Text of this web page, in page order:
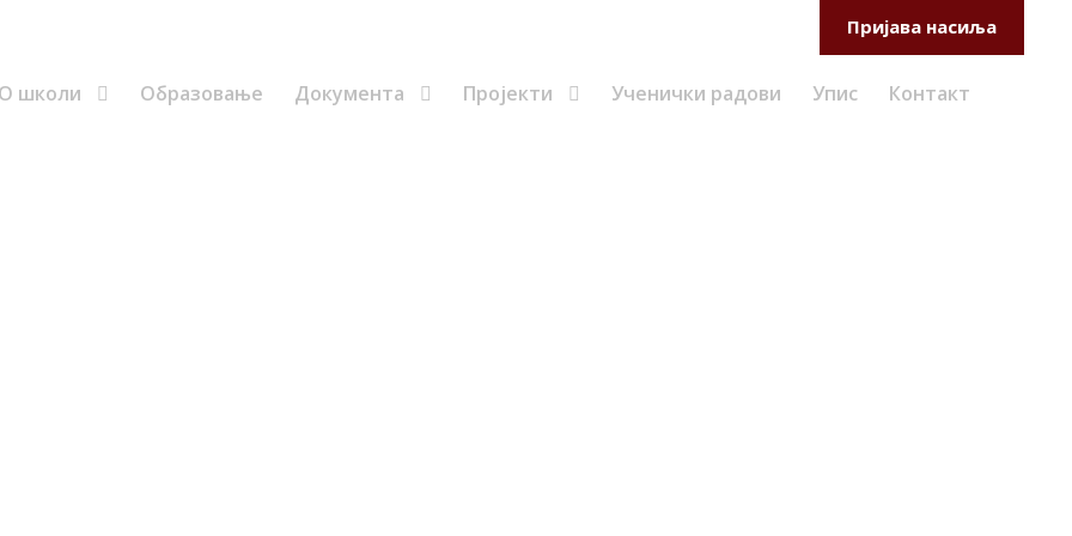
Пријава насиља
О школи Образовање Документа Пројекти Ученички радови Упис Контакт